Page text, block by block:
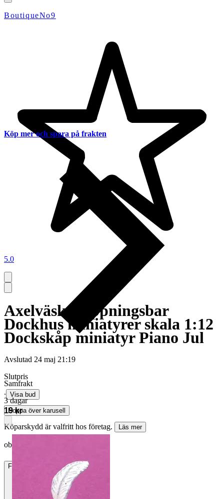
BoutiqueNo9
5.0
Axelväska Öppningsbar
Dockhus miniatyrer skala 1:12
Dockskåp miniatyr Piano Jul
Avslutad 24 maj 21:19
Slutpris
∙ Visa bud
19 kr
Köparskydd är valfritt hos företag.
Läs mer
oboy-82 vann auktionen
Frakt 15 kr Annat fraktsätt
Köp mer och spara på frakten
Samfrakt
3 dagar
Hoppa över karusell